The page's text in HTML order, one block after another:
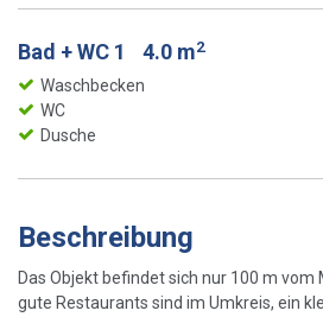
Bad + WC 1 4.0 m2
Waschbecken
WC
Dusche
Beschreibung
Das Objekt befindet sich nur 100 m
gute Restaurants sind im Umkreis, ein